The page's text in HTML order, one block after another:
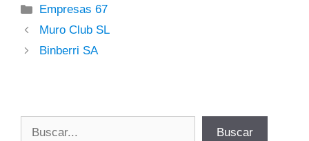
Categorías
Empresas 67
Muro Club SL
Binberri SA
Buscar